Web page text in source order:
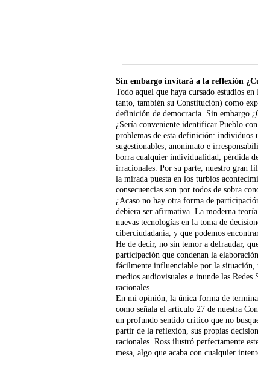
Sin embargo invitará a la reflexión
Todo aquel que haya cursado estudios
tanto, también su Constitución) como
definición de democracia. Sin embargo
¿Sería conveniente identificar Pueblo
problemas de esta definición: individuos
sugestionables; anonimato e
borra cualquier individualidad; pérdida
irracionales. Por su parte, nuestro gran
la mirada puesta en los turbios
consecuencias son por todos de sobra
¿Acaso no hay otra forma de
debiera ser afirmativa. La moderna
nuevas tecnologías en la toma de
ciberciudadanía, y que podemos
He de decir, no sin temor a defraudar,
participación que condenan la
fácilmente influenciable por la situación,
medios audiovisuales e inunde las Redes
racionales.
En mi opinión, la única forma de
como señala el artículo 27 de nuestra
un profundo sentido crítico que no
partir de la reflexión, sus propias
racionales. Ross ilustró perfectamente
mesa, algo que acaba con cualquier